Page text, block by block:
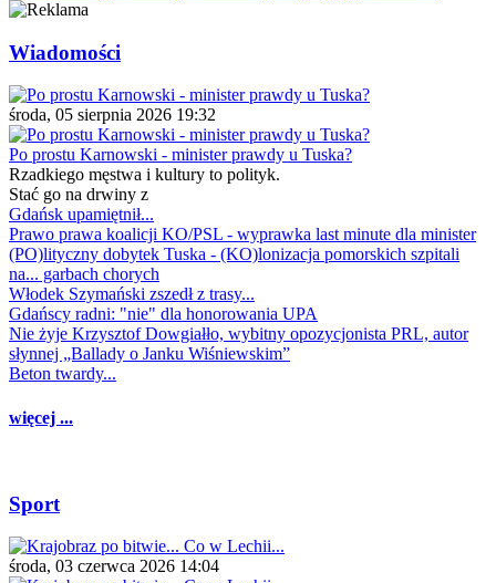
Wiadomości
środa, 05 sierpnia 2026 19:32
Po prostu Karnowski - minister prawdy u Tuska?
Rzadkiego męstwa i kultury to polityk.
Stać go na drwiny z
Gdańsk upamiętnił...
Prawo prawa koalicji KO/PSL - wyprawka last minute dla minister
(PO)lityczny dobytek Tuska - (KO)lonizacja pomorskich szpitali
na... garbach chorych
Włodek Szymański zszedł z trasy...
Gdańscy radni: "nie" dla honorowania UPA
Nie żyje Krzysztof Dowgiałło, wybitny opozycjonista PRL, autor
słynnej „Ballady o Janku Wiśniewskim”
Beton twardy...
więcej ...
Sport
środa, 03 czerwca 2026 14:04